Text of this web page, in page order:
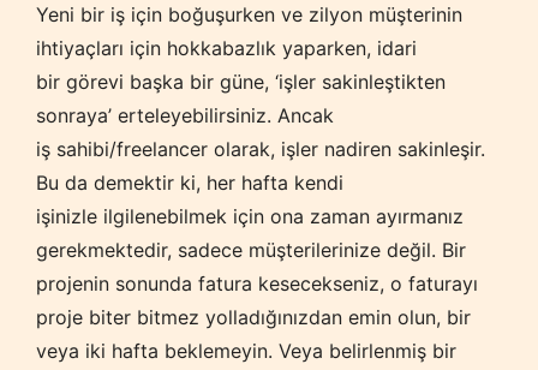
Yeni bir iş için boğuşurken ve zilyon müşterinin
ihtiyaçları için hokkabazlık yaparken, idari
bir görevi başka bir güne, ‘işler sakinleştikten
sonraya’ erteleyebilirsiniz. Ancak
iş sahibi/freelancer olarak, işler nadiren sakinleşir.
Bu da demektir ki, her hafta kendi
işinizle ilgilenebilmek için ona zaman ayırmanız
gerekmektedir, sadece müşterilerinize değil. Bir
projenin sonunda fatura kesecekseniz, o faturayı
proje biter bitmez yolladığınızdan emin olun, bir
veya iki hafta beklemeyin. Veya belirlenmiş bir